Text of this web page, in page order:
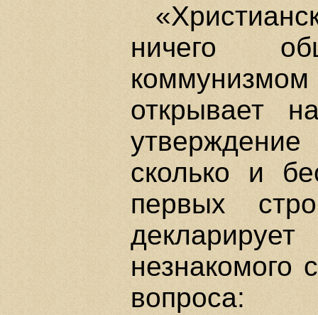
ничего
открывает
сколько и
первых
незнакомого
вопроса: